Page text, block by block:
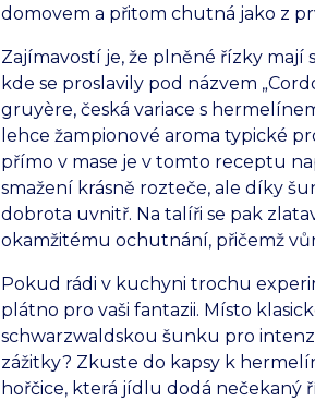
domovem a přitom chutná jako z
Zajímavostí je, že plněné řízky mají
kde se proslavily pod názvem
gruyère, česká variace s
lehce žampionové aroma typické
přímo v mase je v tomto receptu
smažení krásně rozteče, ale díky
dobrota uvnitř. Na talíři se pak
okamžitému ochutnání, přičemž
Pokud rádi v kuchyni trochu
plátno pro vaši fantazii. Místo
schwarzwaldskou šunku pro
zážitky? Zkuste do kapsy k
hořčice, která jídlu dodá nečekaný